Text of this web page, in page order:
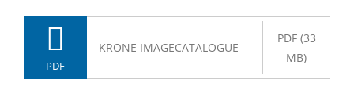
PDF
KRONE IMAGECATALOGUE
PDF (33
MB)